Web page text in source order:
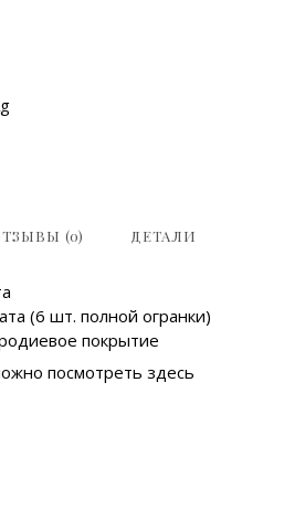
(0) ДЕТАЛИ
(6 шт. полной огранки)
покрытие
посмотреть здесь